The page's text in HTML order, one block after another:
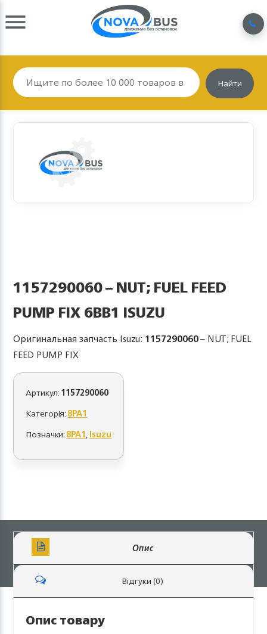
Найти
1157290060 – NUT; FUEL FEED
PUMP FIX 6BB1 ISUZU
Оригинальная запчасть Isuzu: 1157290060– NUT; FUEL
FEED PUMP FIX
Артикул:1157290060
Категорія:8PA1
Позначки:8PA1,Isuzu
Опис
Відгуки (0)
Опис товару